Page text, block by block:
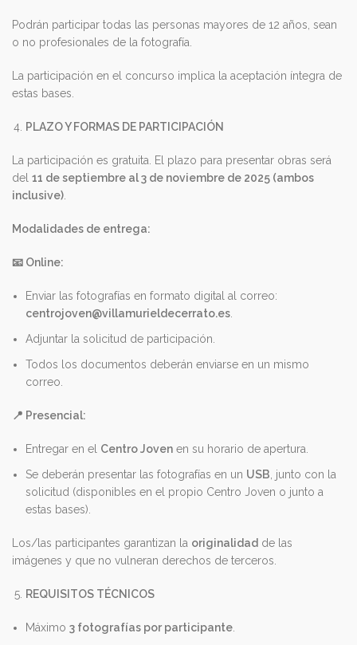
Podrán participar todas las personas mayores de 12 años, sean
o no profesionales de la fotografía.
La participación en el concurso implica la aceptación íntegra de
estas bases.
PLAZO Y FORMAS DE PARTICIPACIÓN
La participación es gratuita. El plazo para presentar obras será
del 11 de septiembre al 3 de noviembre de 2025 (ambos
inclusive)
Modalidades de entrega:
📧 Online:
Enviar las fotografías en formato digital al correo:
centrojoven@villamurieldecerrato.es
Adjuntar la solicitud de participación.
Todos los documentos deberán enviarse en un mismo
correo.
📍 Presencial:
Entregar en el Centro Joven en su horario de apertura.
Se deberán presentar las fotografías en un USB , junto con la
solicitud (disponibles en el propio Centro Joven o junto a
estas bases).
Los/las participantes garantizan la originalidad de las
imágenes y que no vulneran derechos de terceros.
REQUISITOS TÉCNICOS
Máximo 3 fotografías por participante